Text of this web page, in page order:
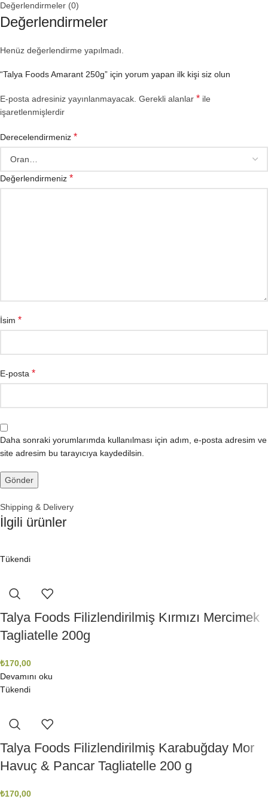
Değerlendirmeler (0)
Değerlendirmeler
Henüz değerlendirme yapılmadı.
“Talya Foods Amarant 250g” için yorum yapan ilk kişi siz olun
E-posta adresiniz yayınlanmayacak. Gerekli alanlar * ile
işaretlenmişlerdir
Derecelendirmeniz *
Değerlendirmeniz *
İsim *
E-posta *
Daha sonraki yorumlarımda kullanılması için adım, e-posta adresim ve
site adresim bu tarayıcıya kaydedilsin.
Shipping & Delivery
İlgili ürünler
Tükendi
Talya Foods Filizlendirilmiş Kırmızı Mercimek
Tagliatelle 200g
₺170,00
Devamını oku
Tükendi
Talya Foods Filizlendirilmiş Karabuğday Mor
Havuç & Pancar Tagliatelle 200 g
₺170,00